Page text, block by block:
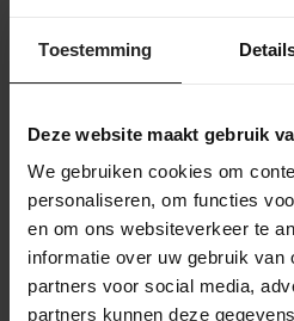
Toestemming
Deze website maakt gebruik
We gebruiken cookies om
personaliseren, om functies
en om ons websiteverkeer te
informatie over uw gebruik van
partners voor social media,
partners kunnen deze
benötigten Teile und bereitet sie
Werkstatt wird das Fahrrad
Lager, wo es sorgfältig
Box hinzugefügt, bevor das
in den Niederlanden oder
wir sicher, dass dein Fahrrad